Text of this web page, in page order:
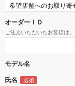
オーダーＩＤ
ご注文いただいたお客様は
モデル名
氏名